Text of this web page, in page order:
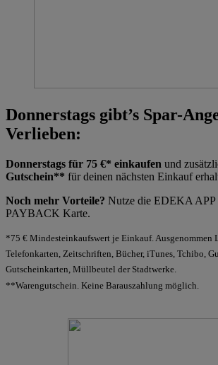
Donnerstags gibt’s Spar-
Verlieben:
Donnerstags für 75 €* einkaufen und
Gutschein** für deinen nächsten Einkauf
Noch mehr Vorteile? Nutze die EDEKA APP
PAYBACK Karte.
*75 € Mindesteinkaufswert je Einkauf. Ausgenommen
Telefonkarten, Zeitschriften, Bücher, iTunes, Tchibo,
Gutscheinkarten, Müllbeutel der Stadtwerke.
**Warengutschein. Keine Barauszahlung möglich.